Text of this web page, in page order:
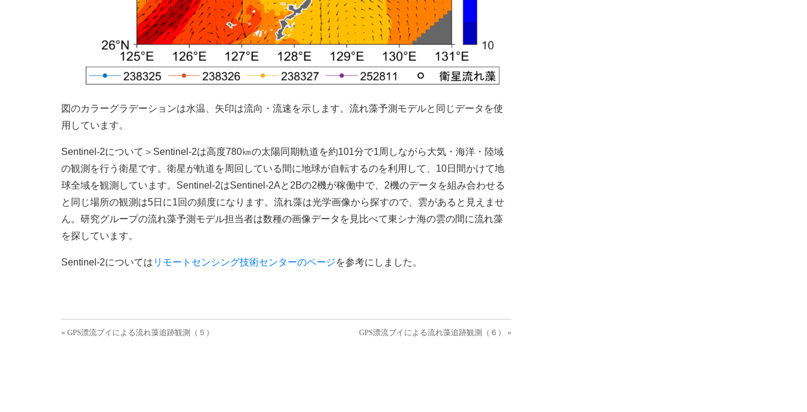
図のカラーグラデーションは水温、矢印は流向・流速を示します。流れ藻予測モデルと同じデータを使
用しています。
Sentinel-2について＞Sentinel-2は高度780㎞の太陽同期軌道を約101分で1周しながら大気・海洋・陸域
の観測を行う衛星です。衛星が軌道を周回している間に地球が自転するのを利用して、10日間かけて地
球全域を観測しています。Sentinel-2はSentinel-2Aと2Bの2機が稼働中で、2機のデータを組み合わせる
と同じ場所の観測は5日に1回の頻度になります。流れ藻は光学画像から探すので、雲があると見えませ
ん。研究グループの流れ藻予測モデル担当者は数種の画像データを見比べて東シナ海の雲の間に流れ藻
を探しています。
Sentinel-2については リモートセンシング技術センターのページを参考にしました。
投稿ナビゲーション
« GPS漂流ブイによる流れ藻追跡観測（５） GPS漂流ブイによる流れ藻追跡観測（６） »